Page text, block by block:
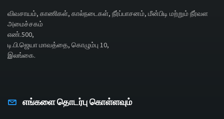
விவசாயம், காணிகள், கால்நடைகள், நீர்ப்பாசனம், மீன்பிடி மற்றும் நீர்வள
அமைச்சகம்
எண்.500,
டி.பி.ஜெயா மாவத்தை, கொழும்பு 10,
இலங்கை.
எங்களை தொடர்பு கொள்ளவும்